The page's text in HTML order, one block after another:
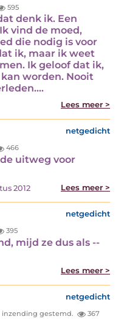
595
denk ik. Een
vind de moed,
die nodig is voor
ik, maar ik weet
Ik geloof dat ik,
worden. Nooit
Lees meer >
netgedicht
466
uitweg voor
2012 Lees meer >
netgedicht
395
mijd ze dus als --
Lees meer >
netgedicht
inzending gestemd. 367